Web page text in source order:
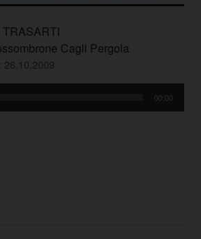
Cagli Pergola
26.10.2009
00:00